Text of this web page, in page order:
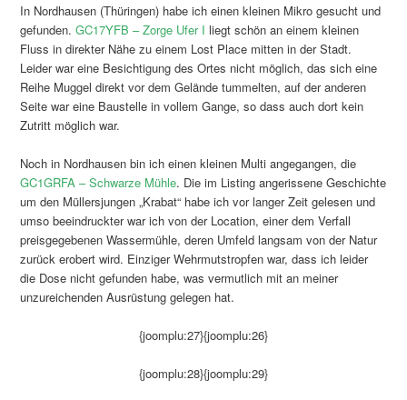
In Nordhausen (Thüringen) habe ich einen kleinen Mikro gesucht und
gefunden.GC17YFB – Zorge Ufer I liegt schön an einem kleinen
Fluss in direkter Nähe zu einem Lost Place mitten in der Stadt.
Leider war eine Besichtigung des Ortes nicht möglich, das sich eine
Reihe Muggel direkt vor dem Gelände tummelten, auf der anderen
Seite war eine Baustelle in vollem Gange, so dass auch dort kein
Zutritt möglich war.
Noch in Nordhausen bin ich einen kleinen Multi angegangen, die
GC1GRFA – Schwarze Mühle. Die im Listing angerissene Geschichte
um den Müllersjungen „Krabat“ habe ich vor langer Zeit gelesen und
umso beeindruckter war ich von der Location, einer dem Verfall
preisgegebenen Wassermühle, deren Umfeld langsam von der Natur
zurück erobert wird. Einziger Wehrmutstropfen war, dass ich leider
die Dose nicht gefunden habe, was vermutlich mit an meiner
unzureichenden Ausrüstung gelegen hat.
{joomplu:27}{joomplu:26}
{joomplu:28}{joomplu:29}